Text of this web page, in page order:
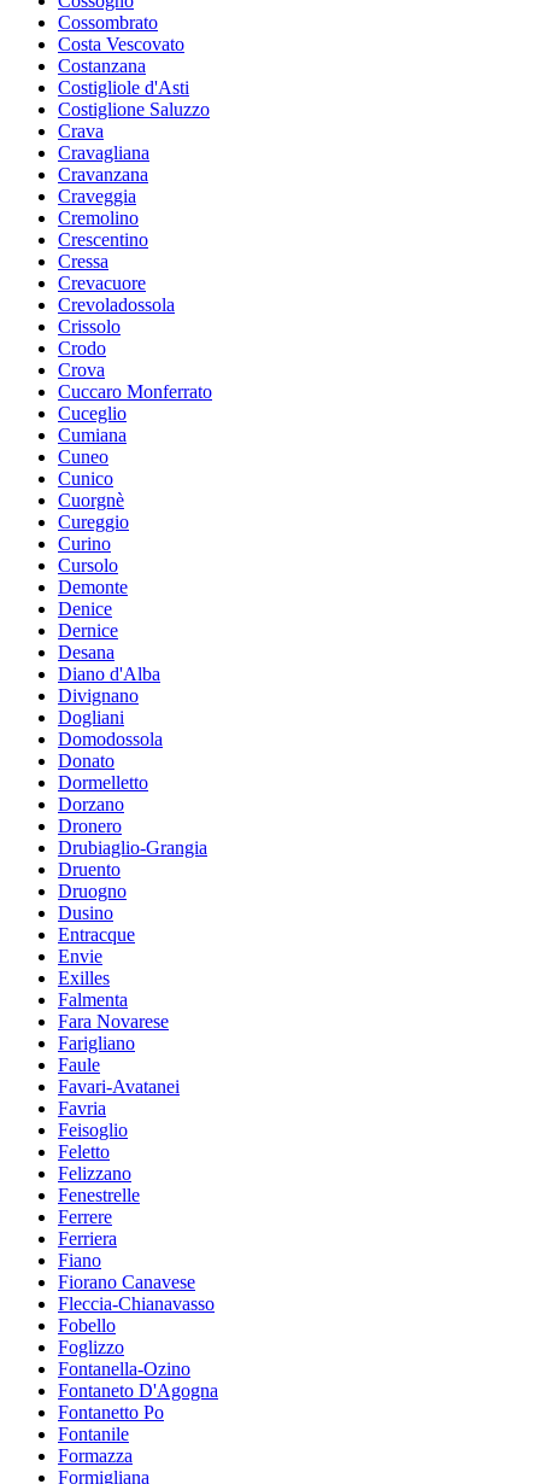
Cossombrato
Costa Vescovato
Costanzana
Costigliole d'Asti
Costiglione Saluzzo
Crava
Cravagliana
Cravanzana
Craveggia
Cremolino
Crescentino
Cressa
Crevacuore
Crevoladossola
Crissolo
Crodo
Crova
Cuccaro Monferrato
Cuceglio
Cumiana
Cuneo
Cunico
Cuorgnè
Cureggio
Curino
Cursolo
Demonte
Denice
Dernice
Desana
Diano d'Alba
Divignano
Dogliani
Domodossola
Donato
Dormelletto
Dorzano
Dronero
Drubiaglio-Grangia
Druento
Druogno
Dusino
Entracque
Envie
Exilles
Falmenta
Fara Novarese
Farigliano
Faule
Favari-Avatanei
Favria
Feisoglio
Feletto
Felizzano
Fenestrelle
Ferrere
Ferriera
Fiano
Fiorano Canavese
Fleccia-Chianavasso
Fobello
Foglizzo
Fontanella-Ozino
Fontaneto D'Agogna
Fontanetto Po
Fontanile
Formazza
Formigliana